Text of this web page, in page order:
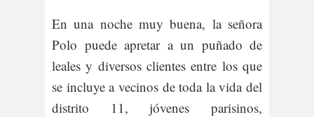
En una noche muy buena, la señora
Polo puede apretar a un puñado de
leales y diversos clientes entre los que
se incluye a vecinos de toda la vida del
distrito 11, jóvenes parisinos,